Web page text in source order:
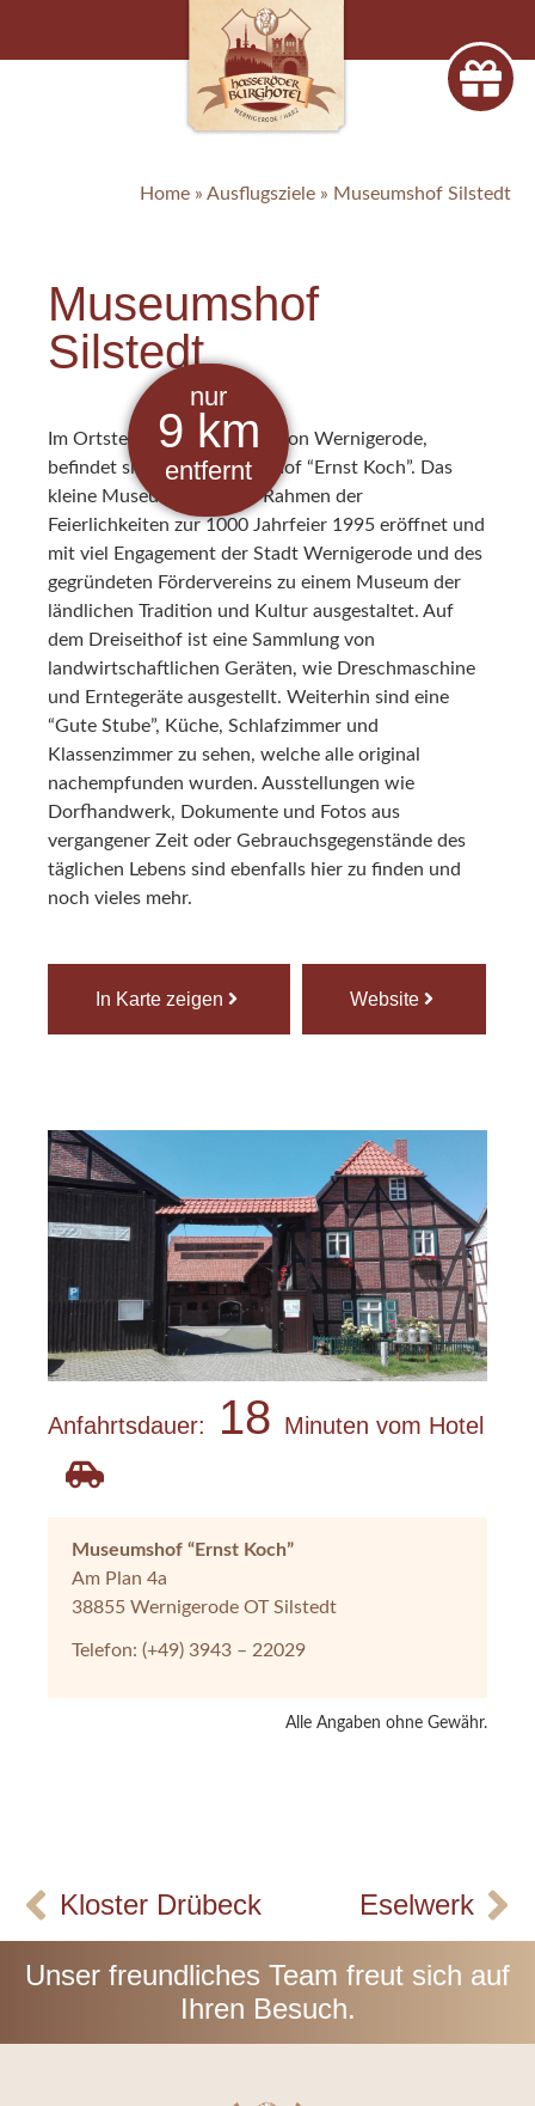
Home » Ausflugsziele » Museumshof Silstedt
Museumshof
Silstedt
entfernt
9 km
nur
Im Ortsteil Silstedt, unweit von Wernigerode,
befindet sich der Museumshof “Ernst Koch”. Das
kleine Museum wurde im Rahmen der
Feierlichkeiten zur 1000 Jahrfeier 1995 eröffnet und
mit viel Engagement der Stadt Wernigerode und des
gegründeten Fördervereins zu einem Museum der
ländlichen Tradition und Kultur ausgestaltet. Auf
dem Dreiseithof ist eine Sammlung von
landwirtschaftlichen Geräten, wie Dreschmaschine
und Erntegeräte ausgestellt. Weiterhin sind eine
“Gute Stube”, Küche, Schlafzimmer und
Klassenzimmer zu sehen, welche alle original
nachempfunden wurden. Ausstellungen wie
Dorfhandwerk, Dokumente und Fotos aus
vergangener Zeit oder Gebrauchsgegenstände des
täglichen Lebens sind ebenfalls hier zu finden und
noch vieles mehr.
In Karte zeigen Website
Anfahrtsdauer: 18 Minuten vom Hotel
Museumshof “Ernst Koch”
Am Plan 4a
38855 Wernigerode OT Silstedt
Telefon: (+49) 3943 – 22029
Alle Angaben ohne Gewähr.
Kloster Drübeck Eselwerk
Unser freundliches Team freut sich auf
Ihren Besuch.